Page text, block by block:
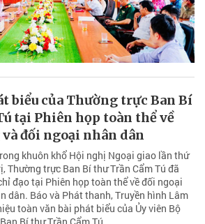
biểu của Thường trực Ban Bí
tại Phiên họp toàn thể về
đối ngoại nhân dân
khuôn khổ Hội nghị Ngoại giao lần thứ
Thường trực Ban Bí thư Trần Cẩm Tú đã
đạo tại Phiên họp toàn thể về đối ngoại
dân. Báo và Phát thanh, Truyền hình Lâm
toàn văn bài phát biểu của Ủy viên Bộ